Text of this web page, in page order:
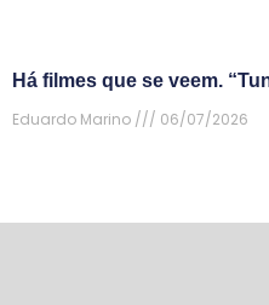
Há filmes que se veem.
Eduardo Marino
06/07/2026